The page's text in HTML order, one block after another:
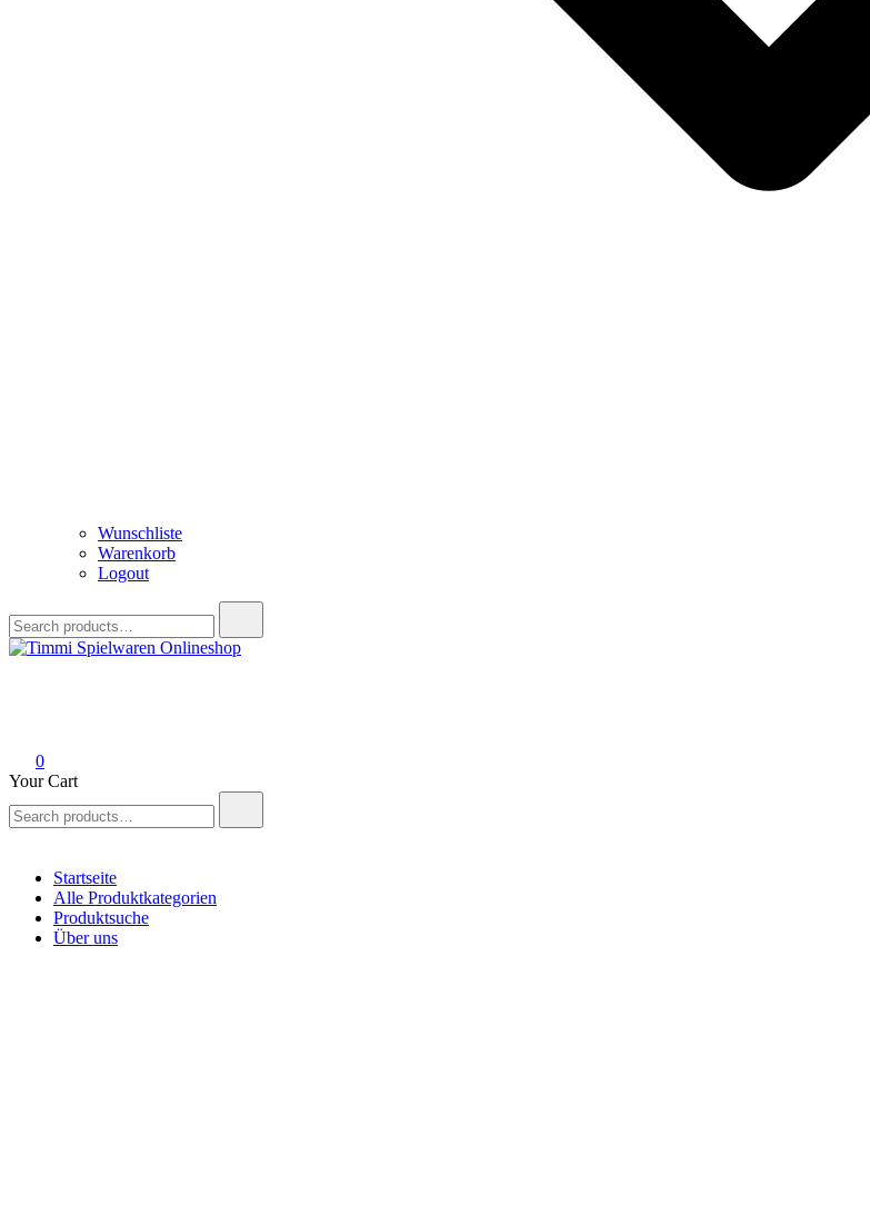
Wunschliste
Warenkorb
Logout
for:
0
Your Cart
for:
Startseite
Alle Produktkategorien
Produktsuche
Über uns